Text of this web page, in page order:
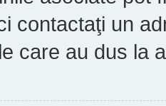
contactaţi un
care au dus la